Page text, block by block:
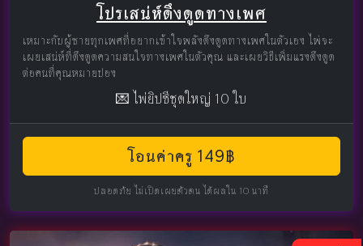
โปรเสน่ห์ดึงดูดทางเพศ
เหมาะกับผู้ชายทุกเพศที่อยากเข้าใจพลังดึงดูดทางเพศในตัวเอง ไพ่จะ
เผยเสน่ห์ที่ดึงดูดความสนใจทางเพศในตัวคุณ และเผยวิธีเพิ่มแรงดึงดูด
ต่อคนที่คุณหมายปอง
💌 ไพ่ยิปซีชุดใหญ่ 10 ใบ
โอนค่าครู 149฿
ปลอดภัย ไม่เปิดเผยตัวตน ได้ผลใน 10 นาที